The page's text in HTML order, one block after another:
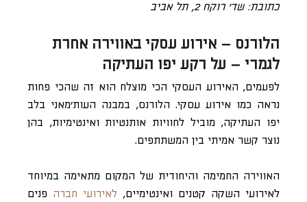
כתובת: שד’ רוקח 2, תל אביב
הלורנס – אירוע עסקי באווירה אחרת
לגמרי – על רקע יפו העתיקה
לפעמים, האירוע העסקי הכי מוצלח הוא זה שהכי פחות
נראה כמו אירוע עסקי. הלורנס, במבנה העות’מאני בלב
יפו העתיקה, מוביל לחוויות אותנטיות ואינטימיות, בהן
נוצר קשר אמיתי בין המשתתפים.
האווירה החמימה והיחודית של המקום מתאימה במיוחד
לאירועי השקה קטנים ואינטימיים, לאירועי חברה פנים